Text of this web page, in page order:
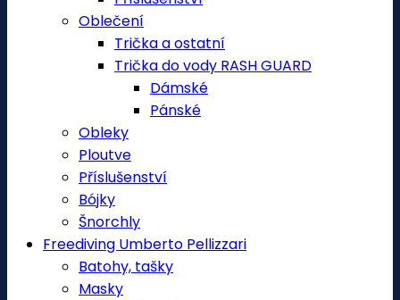
Oblečení
Trička a ostatní
Trička do vody RASH GUARD
Dámské
Pánské
Obleky
Ploutve
Příslušenství
Bójky
Šnorchly
Freediving Umberto Pellizzari
Batohy, tašky
Masky